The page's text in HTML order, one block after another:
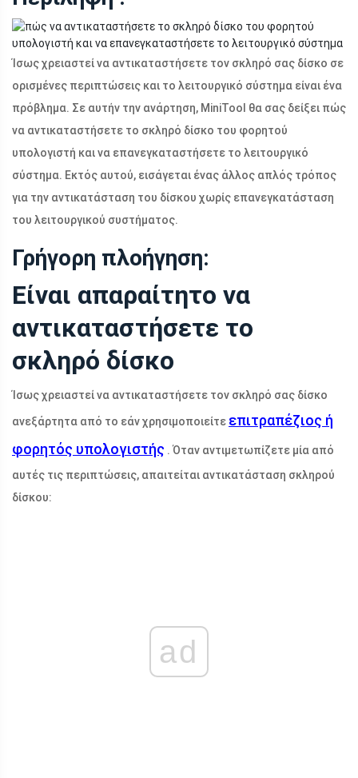
Ίσως χρειαστεί να αντικαταστήσετε τον σκληρό σας δίσκο σε
ορισμένες περιπτώσεις και το λειτουργικό σύστημα είναι ένα
πρόβλημα. Σε αυτήν την ανάρτηση, MiniTool θα σας δείξει πώς
να αντικαταστήσετε το σκληρό δίσκο του φορητού
υπολογιστή και να επανεγκαταστήσετε το λειτουργικό
σύστημα. Εκτός αυτού, εισάγεται ένας άλλος απλός τρόπος
για την αντικατάσταση του δίσκου χωρίς επανεγκατάσταση
του λειτουργικού συστήματος.
Γρήγορη πλοήγηση:
Είναι απαραίτητο να
αντικαταστήσετε το
σκληρό δίσκο
Ίσως χρειαστεί να αντικαταστήσετε τον σκληρό σας δίσκο
ανεξάρτητα από το εάν χρησιμοποιείτε επιτραπέζιος ή
φορητός υπολογιστής . Όταν αντιμετωπίζετε μία από
αυτές τις περιπτώσεις, απαιτείται αντικατάσταση σκληρού
δίσκου:
ad